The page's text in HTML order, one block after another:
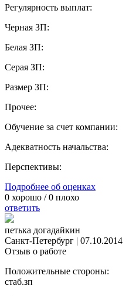
Регулярность выплат:
Черная ЗП:
Белая ЗП:
Серая ЗП:
Размер ЗП:
Прочее:
Обучение за счет компании:
Адекватность начальства:
Перспективы:
Подробнее об оценках
0 хорошо /0 плохо
ответить
петька догадайкин
Санкт-Петербург | 07.10.2014
Отзыв о работе
Положительные стороны:
стаб.зп